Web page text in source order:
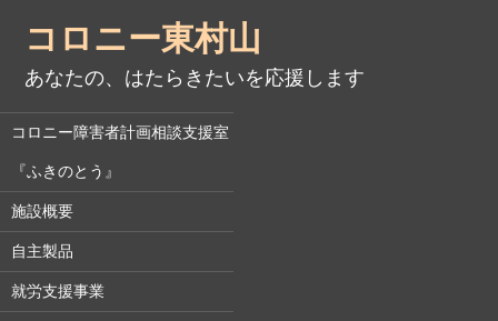
コロニー東村山
あなたの、はたらきたいを応援します
コロニー障害者計画相談支援室
『ふきのとう』
施設概要
自主製品
就労支援事業